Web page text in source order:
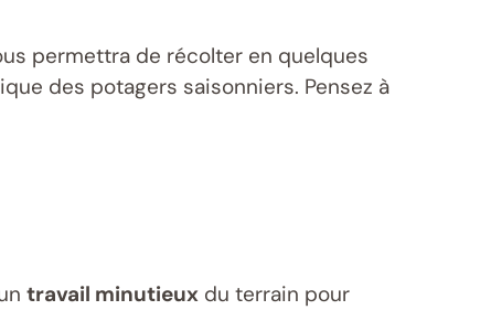
permettra de récolter en quelques
des potagers saisonniers. Pensez à
travail minutieux du terrain pour